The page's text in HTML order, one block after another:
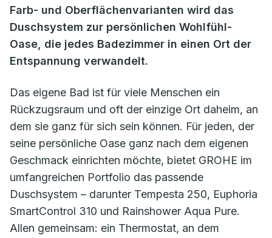
Farb- und Oberflächenvarianten wird das
Duschsystem zur persönlichen Wohlfühl-
Oase, die jedes Badezimmer in einen Ort der
Entspannung verwandelt.
Das eigene Bad ist für viele Menschen ein
Rückzugsraum und oft der einzige Ort daheim, an
dem sie ganz für sich sein können. Für jeden, der
seine persönliche Oase ganz nach dem eigenen
Geschmack einrichten möchte, bietet GROHE im
umfangreichen Portfolio das passende
Duschsystem – darunter Tempesta 250, Euphoria
SmartControl 310 und Rainshower Aqua Pure.
Allen gemeinsam: ein Thermostat, an dem